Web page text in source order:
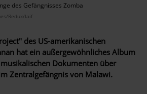
des Gefängnisses Zomba
Redux/laif
des US-amerikanischen
hat ein außergewöhnliches Album
Dokumenten über
Zentralgefängnis von Malawi.